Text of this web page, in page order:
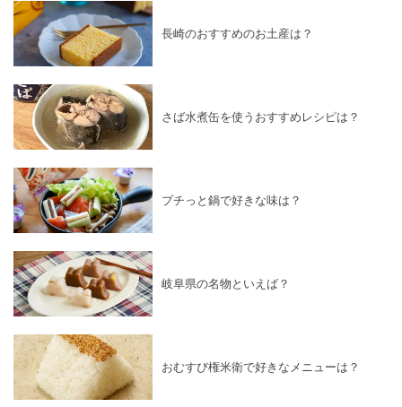
長崎のおすすめのお土産は？
さば水煮缶を使うおすすめレシピは？
プチっと鍋で好きな味は？
岐阜県の名物といえば？
おむすび権米衛で好きなメニューは？